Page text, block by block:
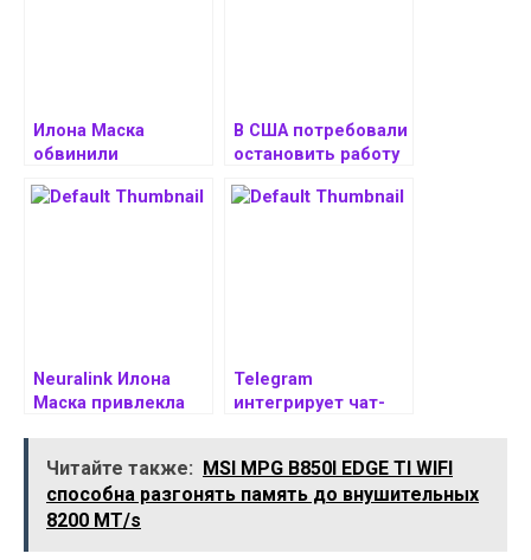
Илона Маска
обвинили
своего положения
В США потребовали
остановить работу
стартапа xAI Илона
Neuralink Илона
Маска привлекла
мозговых
имплантов
Telegram
интегрирует чат-
Дурова и Илона
Маска на $300 млн
Читайте также: MSI MPG B850I EDGE TI WIFI
способна разгонять память до внушительных
8200 MT/s